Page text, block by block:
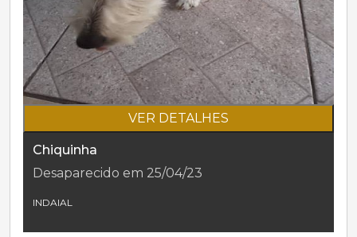
VER DETALHES
Chiquinha
Desaparecido em 25/04/23
INDAIAL